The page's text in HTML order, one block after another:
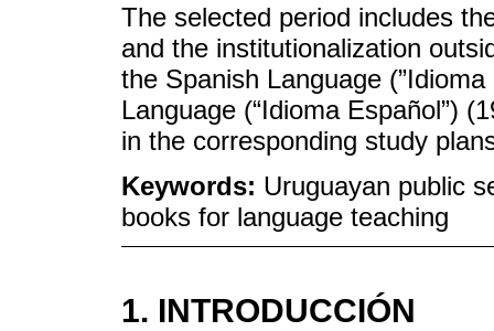
The selected period includes
and the institutionalization
the Spanish Language
Language (“Idioma Español”)
in the corresponding study
Keywords: Uruguayan public
books for language teaching
1. INTRODUCCIÓN